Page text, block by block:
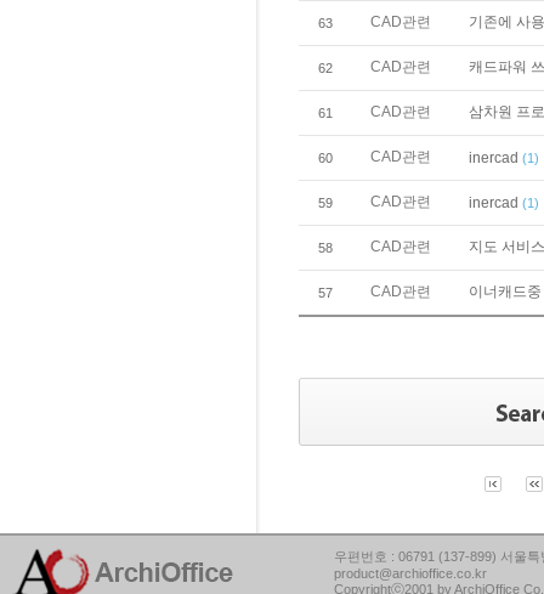
63 CAD관련 기존에 사
62 CAD관련 캐드파워
61 CAD관련 삼차원 프
60 CAD관련 inercad (1)
59 CAD관련 inercad (1)
58 CAD관련 지도 서비
57 CAD관련 이너캐드
우편번호 : 06791 (137-899) 서울
product@archioffice.co.kr
Copyrightⓒ2001 by ArchiOffice